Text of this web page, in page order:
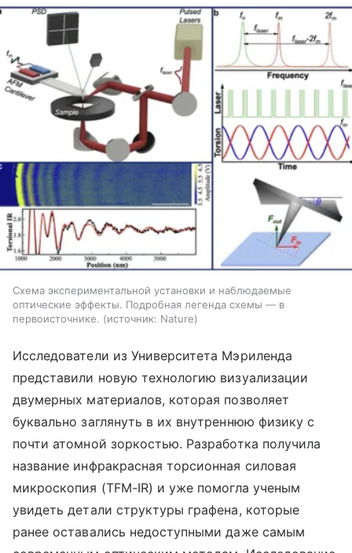
Схема экспериментальной установки и наблюдаемые
оптические эффекты. Подробная легенда схемы — в
первоисточнике.
источник: Nature
Исследователи из Университета Мэриленда
представили новую технологию визуализации
двумерных материалов, которая позволяет
буквально заглянуть в их внутреннюю физику с
почти атомной зоркостью. Разработка получила
название инфракрасная торсионная силовая
микроскопия (TFM-IR) и уже помогла ученым
увидеть детали структуры графена, которые
ранее оставались недоступными даже самым